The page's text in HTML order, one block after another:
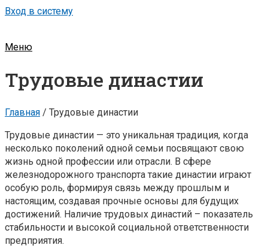
Вход в систему
Меню
Трудовые династии
Главная / Трудовые династии
Трудовые династии — это уникальная традиция, когда
несколько поколений одной семьи посвящают свою
жизнь одной профессии или отрасли. В сфере
железнодорожного транспорта такие династии играют
особую роль, формируя связь между прошлым и
настоящим, создавая прочные основы для будущих
достижений. Наличие трудовых династий – показатель
стабильности и высокой социальной ответственности
предприятия.